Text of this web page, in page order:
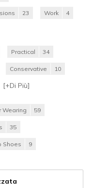
23 Work 4
Practical 34
Conservative 10
[+Di Più]
Wearing 59
35
Shoes 9